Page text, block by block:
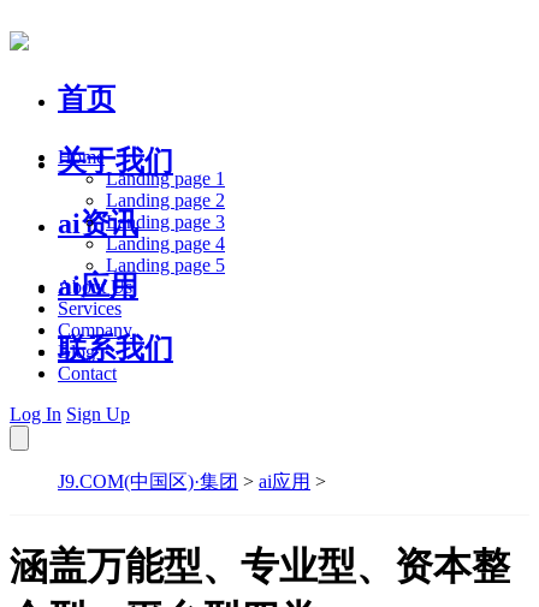
首页
关于我们
ai资讯
ai应用
联系我们
Home
Landing page 1
Landing page 2
Landing page 3
Landing page 4
Landing page 5
About Us
Services
Company
Blog
Contact
Log In Sign Up
J9.COM(中国区)·集团 > ai应用 >
涵盖万能型、专业型、资本整